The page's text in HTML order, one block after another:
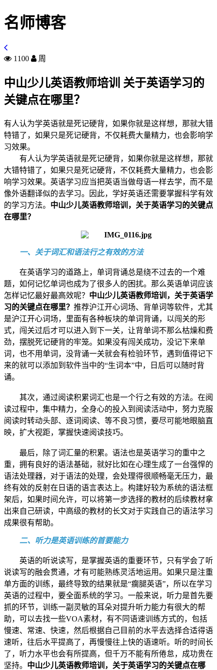
名师博客
1100 周
中山少儿英语教师培训 关于英语学习的
关键点在哪里？
有人认为学英语就是死记硬背，如果你就是这样想，那就大错
特错了，如果只是死记硬背，不仅耗费大量精力，也会影响学
习效果。
有人认为学英语就是死记硬背，如果你就是这样想，那就
大错特错了，如果只是死记硬背，不仅耗费大量精力，也会影
响学习效果。英语学习应当把英语当做母语一样去学，而不是
像外语翻译似的去学习。因此，学好英语还需要掌握科学有效
的学习方法。 中山少儿英语教师培训，关于英语学习的关键点
在哪里？
一、关于词汇和语法行之有效的方法
在英语学习的道路上，单词背诵总是绕不过去的一个难
题，如何记忆单词也成为了很多人的困扰。那么英语单词应该
怎样记忆最好最高效呢？ 中山少儿英语教师培训，关于英语学
习的关键点在哪里？ 推荐沪江开心词场、背单词等软件，尤其
是沪江开心词场，里面有各种板块的单词背诵，以闯关的形
式，闯关过后才可以进入到下一关，让背单词不那么枯燥和费
劲，摆脱死记硬背的牢笼。如果没有闯关成功，没记下来单
词，也不用单词，没背诵一关就会有检验环节，遇到值得记下
来的就可以添加到软件当中的“生词本”中，日后可以随时背
诵。
其次，通过阅读积累词汇也是一个行之有效的方法。在阅
读过程中，集中精力，全身心的投入到阅读活动中，努力克服
阅读时转动头部、逐词阅读、等不良习惯，要尽可能地眼脑直
映，扩大视距，掌握快速阅读技巧。
最后，除了词汇量的积累。语法也是英语学习的重中之
重，拥有良好的语法基础，就好比如在心理生成了一台强悍的
语法处理器，对于语法的处理，会处理得很顺畅毫无压力，最
终有效的反射在日语的语言表达上。构建好较为系统的语法框
架后，如果时间允许，可以将第一步选择的教材的后续教材拿
出来自己研读，中高级的教材的长文对于实践自己的语法学习
成果很有帮助。
二、听力是英语训练的首要能力
英语的听说读写，是掌握英语的重要环节，只有学会了听
说读写的融会贯通，才有可能熟练灵活地运用。如果只是注重
单方面的训练，最终导致的结果就是“瘸腿英语”，所以在学习
英语的过程中，要全面系统的学习。一般来说，听力是首先要
抓的环节，训练一副灵敏的耳朵对提升听力能力有很大的帮
助，可以去找一些VOA素材，有不同语速训练方式的，包括
慢速、常速、快速，然后根据自己目前的水平去选择合适得语
速听，往后水平提高了，再慢慢往上快的语速听。听的时间长
了，听力水平也会有所提高，但千万不能有所倦怠，成功贵在
坚持。 中山少儿英语教师培训，关于英语学习的关键点在哪